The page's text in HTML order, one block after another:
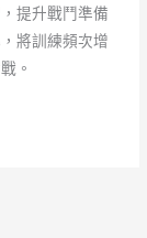
提升戰鬥準備
將訓練頻次增
。